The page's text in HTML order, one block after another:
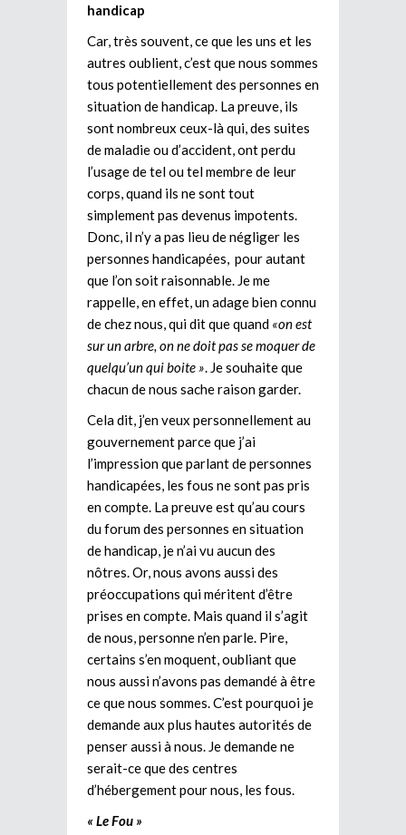
handicap
Car, très souvent, ce que les uns et les
autres oublient, c’est que nous sommes
tous potentiellement des personnes en
situation de handicap. La preuve, ils
sont nombreux ceux-là qui, des suites
de maladie ou d’accident, ont perdu
l’usage de tel ou tel membre de leur
corps, quand ils ne sont tout
simplement pas devenus impotents.
Donc, il n’y a pas lieu de négliger les
personnes handicapées, pour autant
que l’on soit raisonnable. Je me
rappelle, en effet, un adage bien connu
de chez nous, qui dit que quand «on est
sur un arbre, on ne doit pas se moquer de
quelqu’un qui boite » . Je souhaite que
chacun de nous sache raison garder.
Cela dit, j’en veux personnellement au
gouvernement parce que j’ai
l’impression que parlant de personnes
handicapées, les fous ne sont pas pris
en compte. La preuve est qu’au cours
du forum des personnes en situation
de handicap, je n’ai vu aucun des
nôtres. Or, nous avons aussi des
préoccupations qui méritent d’être
prises en compte. Mais quand il s’agit
de nous, personne n’en parle. Pire,
certains s’en moquent, oubliant que
nous aussi n’avons pas demandé à être
ce que nous sommes. C’est pourquoi je
demande aux plus hautes autorités de
penser aussi à nous. Je demande ne
serait-ce que des centres
d’hébergement pour nous, les fous.
« Le Fou »